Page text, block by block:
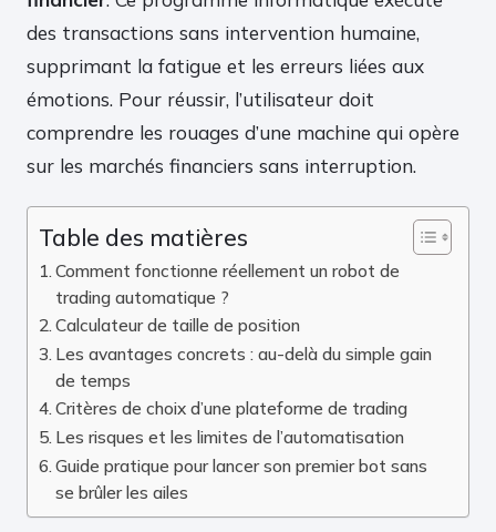
des transactions sans intervention humaine,
supprimant la fatigue et les erreurs liées aux
émotions. Pour réussir, l’utilisateur doit
comprendre les rouages d’une machine qui opère
sur les marchés financiers sans interruption.
Table des matières
Comment fonctionne réellement un robot de
trading automatique ?
Calculateur de taille de position
Les avantages concrets : au-delà du simple gain
de temps
Critères de choix d’une plateforme de trading
Les risques et les limites de l’automatisation
Guide pratique pour lancer son premier bot sans
se brûler les ailes